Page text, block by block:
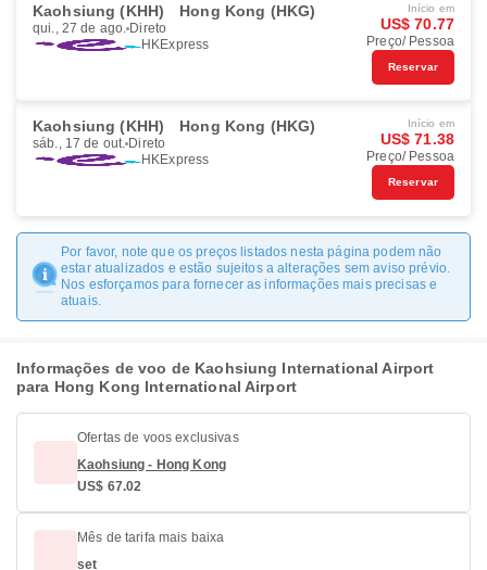
Kaohsiung (KHH) Hong Kong (HKG)
qui., 27 de ago. Direto
HKExpress
Início em
US$ 70.77
Preço/ Pessoa
Reservar
Kaohsiung (KHH) Hong Kong (HKG)
sáb., 17 de out. Direto
HKExpress
Início em
US$ 71.38
Preço/ Pessoa
Reservar
Por favor, note que os preços listados nesta página podem não
estar atualizados e estão sujeitos a alterações sem aviso prévio.
Nos esforçamos para fornecer as informações mais precisas e
atuais.
Informações de voo de Kaohsiung International Airport
para Hong Kong International Airport
Ofertas de voos exclusivas
Kaohsiung - Hong Kong
US$ 67.02
Mês de tarifa mais baixa
set